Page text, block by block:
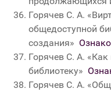
Горячев С. А.
общедоступной
создания»
Горячев С. А.
библиотеку»
Горячев С. А.